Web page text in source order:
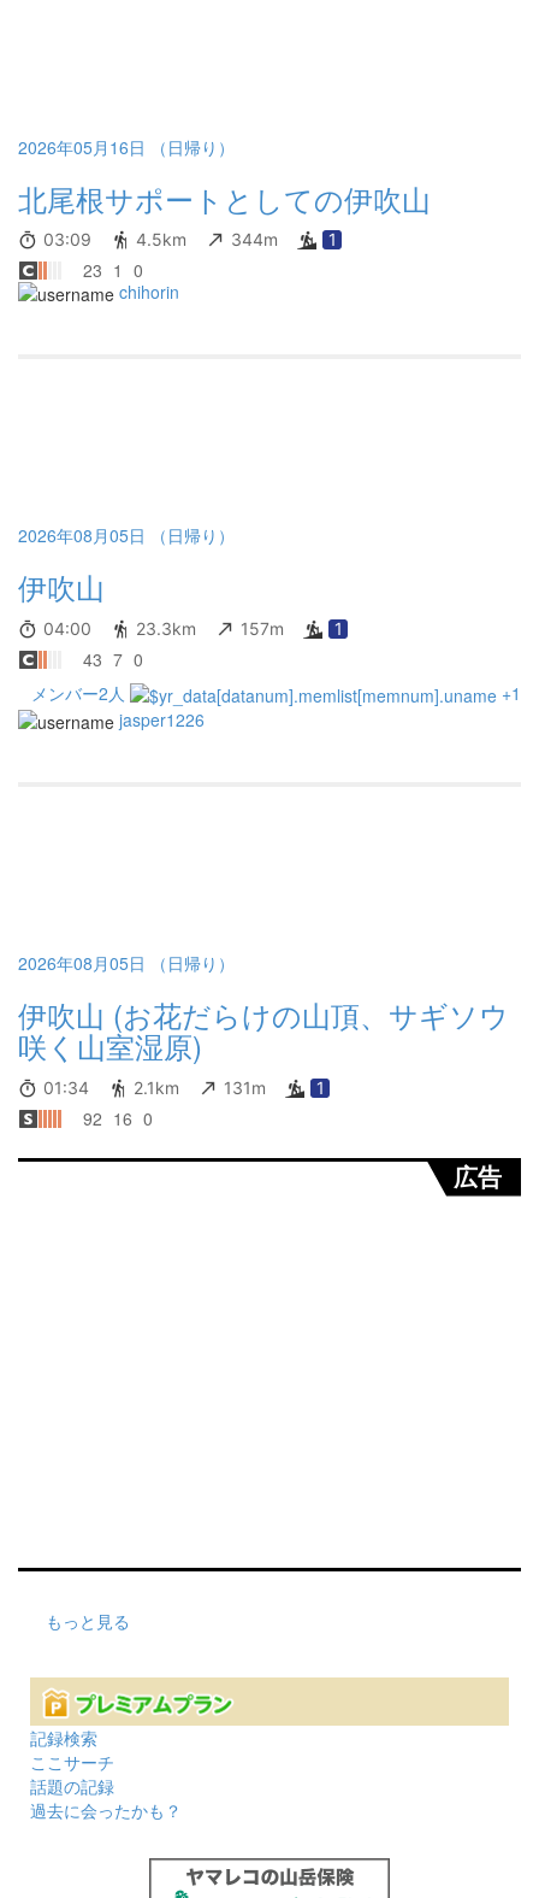
2026年05月16日 （日帰り）
北尾根サポートとしての伊吹山
03:09 4.5km 344m 1
23 1 0
chihorin
2026年08月05日 （日帰り）
伊吹山
04:00 23.3km 157m 1
43 7 0
メンバー2人
+1
jasper1226
2026年08月05日 （日帰り）
伊吹山 (お花だらけの山頂、サギソウ
咲く山室湿原)
01:34 2.1km 131m 1
92 16 0
広告
もっと見る
記録検索
ここサーチ
話題の記録
過去に会ったかも？